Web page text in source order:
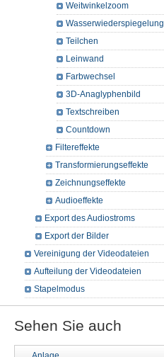
Weitwinkelzoom
Wasserwiederspiegelung
Teilchen
Leinwand
Farbwechsel
3D-Anaglyphenbild
Textschreiben
Countdown
Filtereffekte
Transformierungseffekte
Zeichnungseffekte
Audioeffekte
Export des Audiostroms
Export der Bilder
Vereinigung der Videodateien
Aufteilung der Videodateien
Stapelmodus
Sehen Sie auch